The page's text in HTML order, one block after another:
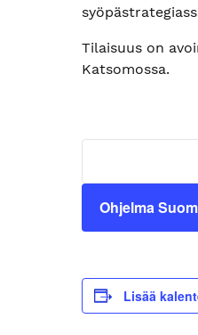
Tilaisuus on
Katsomossa.
Ohjelma
Lisää